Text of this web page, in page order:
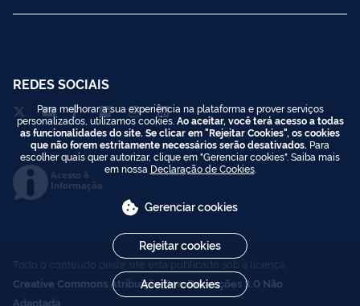
REDES SOCIAIS
Acesso à
Informação
Todo o conteúdo deste site está publicado sob a licença
Creative Commons Atribuição-SemDerivações 3.0 Não
Adaptada
Para melhorar a sua experiência na plataforma e prover serviços
personalizados, utilizamos cookies. Ao aceitar, você terá acesso a todas
as funcionalidades do site. Se clicar em "Rejeitar Cookies", os cookies
que não forem estritamente necessários serão desativados. Para
escolher quais quer autorizar, clique em "Gerenciar cookies". Saiba mais
em nossa Declaração de Cookies.
Gerenciar cookies
Rejeitar cookies
Aceitar cookies